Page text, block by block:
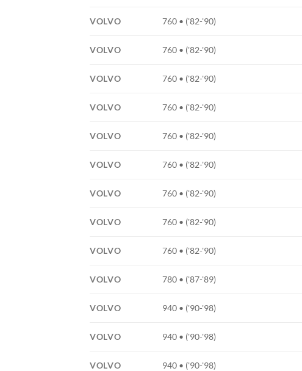
VOLVO 760 • ('82-'90)
VOLVO 760 • ('82-'90)
VOLVO 760 • ('82-'90)
VOLVO 760 • ('82-'90)
VOLVO 760 • ('82-'90)
VOLVO 760 • ('82-'90)
VOLVO 760 • ('82-'90)
VOLVO 760 • ('82-'90)
VOLVO 760 • ('82-'90)
VOLVO 780 • ('87-'89)
VOLVO 940 • ('90-'98)
VOLVO 940 • ('90-'98)
VOLVO 940 • ('90-'98)